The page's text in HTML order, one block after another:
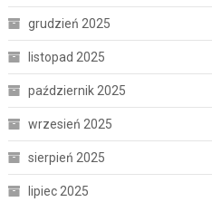
grudzień 2025
listopad 2025
październik 2025
wrzesień 2025
sierpień 2025
lipiec 2025